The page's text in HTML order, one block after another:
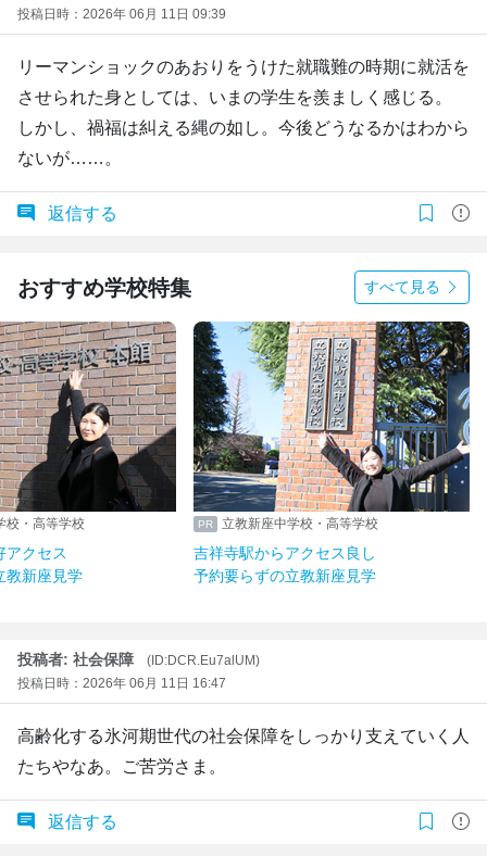
投稿日時：2026年 06月 11日 09:39
リーマンショックのあおりをうけた就職難の時期に就活を
させられた身としては、いまの学生を羨ましく感じる。
しかし、禍福は糾える縄の如し。今後どうなるかはわから
ないが……。
返信する
おすすめ学校特集 すべて見る
校・高等学校
アクセス
教新座見学
立教新座中学校・高等学校
吉祥寺駅からアクセス良し
予約要らずの立教新座見学
投稿者: 社会保障
(ID:DCR.Eu7alUM)
投稿日時：2026年 06月 11日 16:47
高齢化する氷河期世代の社会保障をしっかり支えていく人
たちやなあ。ご苦労さま。
返信する